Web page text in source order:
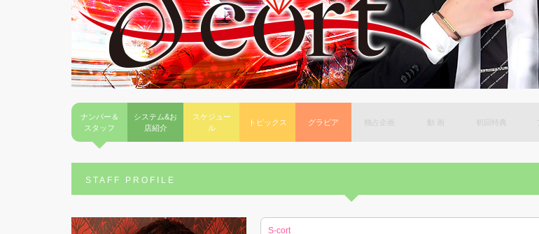
ナンバー＆
スタッフ
システム&お
店紹介
スケジュー
ル
トピックス グラビア 独占企画 初回特典
STAFF PROFILE
S-cort